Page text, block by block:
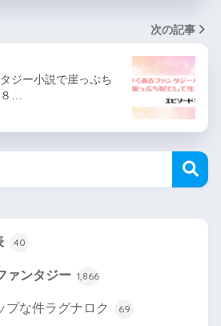
次の記事
ジー小説で崖っぷち
８…
40
ァンタジー 1,866
プな件ラグナロク 69